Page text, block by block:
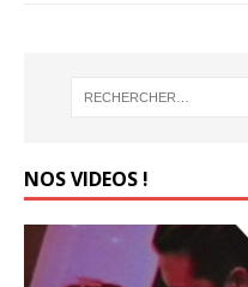
NOS VIDEOS !